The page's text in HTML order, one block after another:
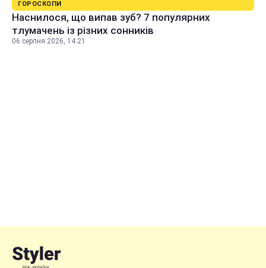
ГОРОСКОПИ
Наснилося, що випав зуб? 7 популярних
тлумачень із різних сонників
06 серпня 2026, 14:21